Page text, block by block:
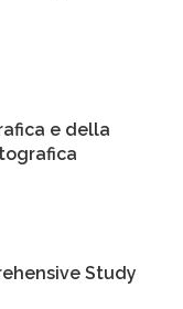
e della
Study